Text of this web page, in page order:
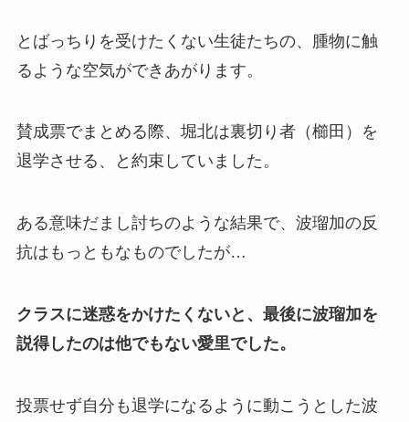
とばっちりを受けたくない生徒たちの、腫物に触
るような空気ができあがります。
賛成票でまとめる際、堀北は裏切り者（櫛田）を
退学させる、と約束していました。
ある意味だまし討ちのような結果で、波瑠加の反
抗はもっともなものでしたが…
クラスに迷惑をかけたくないと、最後に波瑠加を
説得したのは他でもない愛里でした。
投票せず自分も退学になるように動こうとした波